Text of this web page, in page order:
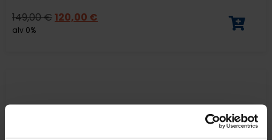
149,00€120,00 €
alv 0%